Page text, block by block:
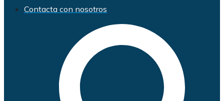
Contacta con nosotros